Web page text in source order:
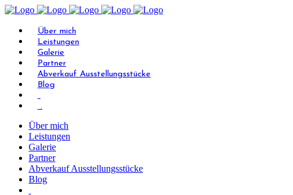
Über mich
Leistungen
Galerie
Partner
Abverkauf Ausstellungsstücke
Blog
.
Über mich
Leistungen
Galerie
Partner
Abverkauf Ausstellungsstücke
Blog